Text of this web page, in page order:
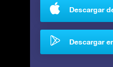
Descargar
Descargar